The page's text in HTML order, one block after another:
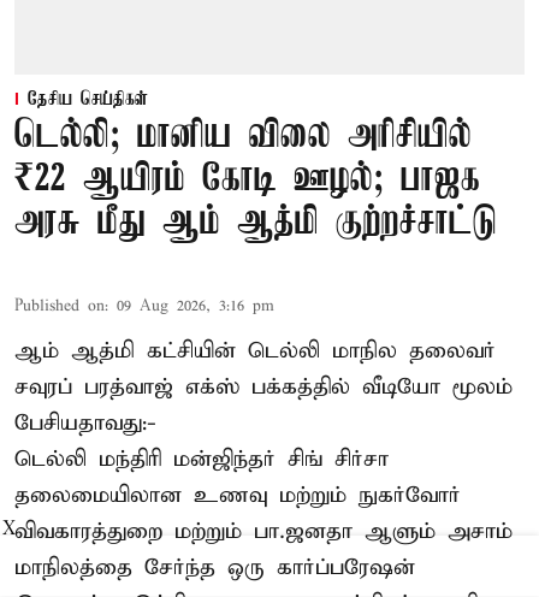
தேசிய செய்திகள்
டெல்லி; மானிய விலை அரிசியில்
₹22 ஆயிரம் கோடி ஊழல்; பாஜக
அரசு மீது ஆம் ஆத்மி குற்றச்சாட்டு
Published on: 09 Aug 2026, 3:16 pm
ஆம் ஆத்மி கட்சியின் டெல்லி மாநில தலைவர்
சவுரப் பரத்வாஜ் எக்ஸ் பக்கத்தில் வீடியோ மூலம்
பேசியதாவது:-
டெல்லி மந்திரி மன்ஜிந்தர் சிங் சிர்சா
தலைமையிலான உணவு மற்றும் நுகர்வோர்
விவகாரத்துறை மற்றும் பா.ஜனதா ஆளும் அசாம்
மாநிலத்தை சேர்ந்த ஒரு கார்ப்பரேஷன்
X